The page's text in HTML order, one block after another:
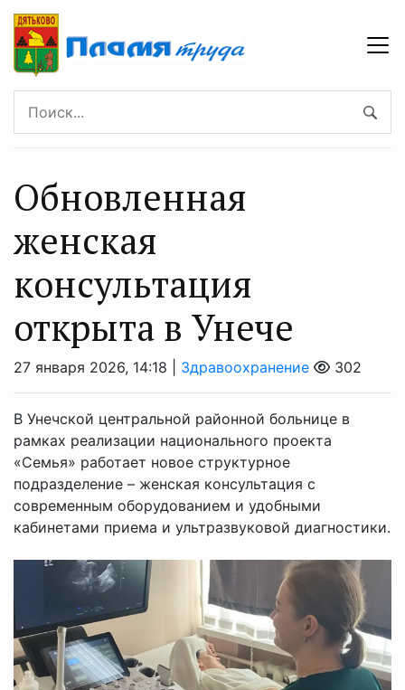
Обновленная
женская
консультация
открыта в Унече
27 января 2026, 14:18 | Здравоохранение 302
В Унечской центральной районной больнице в
рамках реализации национального проекта
«Семья» работает новое структурное
подразделение – женская консультация с
современным оборудованием и удобными
кабинетами приема и ультразвуковой диагностики.